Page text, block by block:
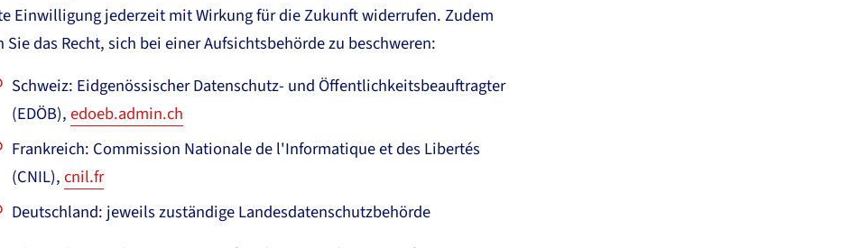
Einwilligung jederzeit mit Wirkung für die Zukunft widerrufen. Zudem
Sie das Recht, sich bei einer Aufsichtsbehörde zu beschweren:
Schweiz: Eidgenössischer Datenschutz- und Öffentlichkeitsbeauftragter
(EDÖB),edoeb.admin.ch
Frankreich: Commission Nationale de l'Informatique et des Libertés
(CNIL),cnil.fr
Deutschland: jeweils zuständige Landesdatenschutzbehörde